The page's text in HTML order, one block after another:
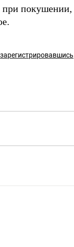
при покушении,
зарегистрировавшись